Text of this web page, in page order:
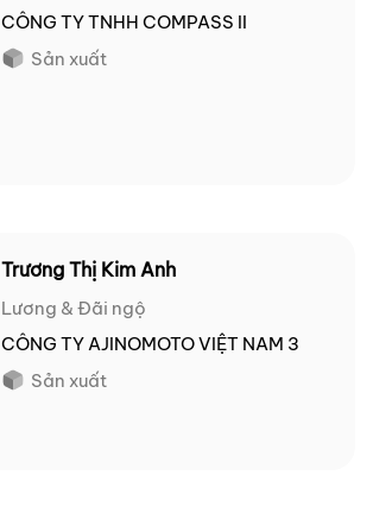
CÔNG TY TNHH COMPASS II
Sản xuất
Trương Thị Kim Anh
Lương & Đãi ngộ
CÔNG TY AJINOMOTO VIỆT NAM 3
Sản xuất